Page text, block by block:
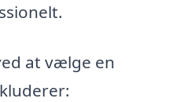
at vælge en